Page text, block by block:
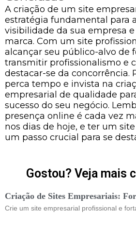
A criação de um site
estratégia fundamental para
visibilidade da sua empresa
marca. Com um site
alcançar seu público-alvo de
transmitir profissionalismo e
destacar-se da concorrência.
perca tempo e invista na
empresarial de qualidade
sucesso do seu negócio.
presença online é cada vez
nos dias de hoje, e ter um
um passo crucial para se
Gostou? Veja mais
Criação de Sites Empresariais:
Crie um site empresarial profissional e